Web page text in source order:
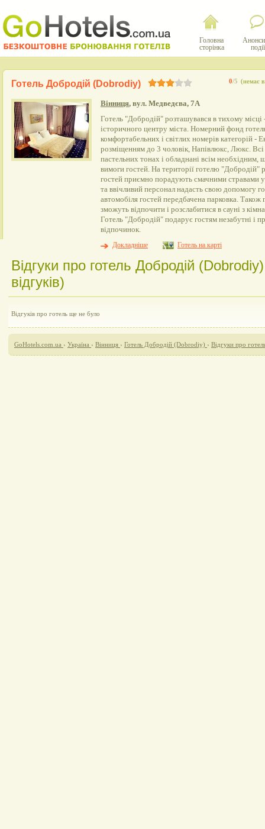
Головна
сторінка
події
0/5 (немає
Готель Добродій (Dobrodiy)
Вінниця, вул. Медведєва, 7А
Готель "Добродій" розташувався в тихому місці
історичного центру міста. Номерний фонд
комфортабельних і світлих номерів категорій -
розміщенням до 3 чоловік, Напівлюкс, Люкс.
пастельних тонах і обладнані всім необхідним,
вимоги гостей. На території готелю "Добродій"
гостей приємно порадують смачними стравами
та ввічливий персонал надасть свою допомогу
автомобіля гостей передбачена парковка.
зможуть відпочити і розслабитися в сауні з
Готель "Добродій" подарує гостям незабутні і
відпочинок.
Докладніше
Готель на карті
Відгуки про готель Добродій
відгуків)
Відгуків про готель ще не було
GoHotels.com.ua › Україна › Вінниця › Готель Добродій (Dobrodiy) › Відгуки про